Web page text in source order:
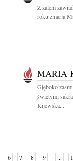
Z żalem
roku zmarła
MARIA
Głęboko
świętymi
Kijewska...
6 7 8 9 ...